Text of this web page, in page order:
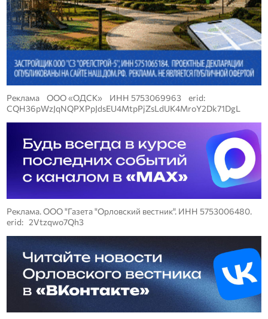
Реклама ООО «ОДСК» ИНН 5753069963 erid:
CQH36pWzJqNQPXPpJdsEU4MtpPjZsLdUK4MroY2Dk71DgL
Реклама. ООО "Газета "Орловский вестник". ИНН 5753006480.
erid: 2Vtzqwo7Qh3